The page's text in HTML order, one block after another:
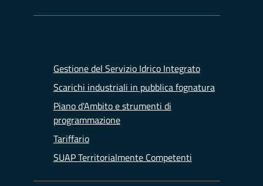
Gestione del Servizio Idrico Integrato
Scarichi industriali in pubblica fognatura
Piano d'Ambito e strumenti di
programmazione
Tariffario
SUAP Territorialmente Competenti